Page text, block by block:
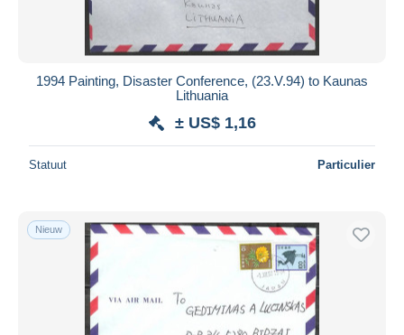
1994 Painting, Disaster Conference, (23.V.94) to Kaunas
Lithuania
± US$ 1,16
Statuut Particulier
Nieuw